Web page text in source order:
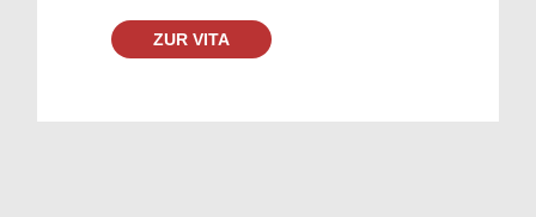
ZUR VITA